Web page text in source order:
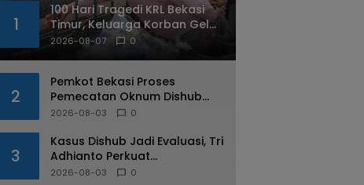
1
100 Hari Tragedi KRL Bekasi
Timur, Keluarga Korban Gelar
Doa Bersama dan Tabur
2026-08-07 0
2
Pemkot Bekasi Proses
Pemecatan Oknum Dishub
Yang Diduga Lakukan Pungli
2026-08-03 0
3
Kasus Dishub Jadi Evaluasi, Tri
Adhianto Perkuat
Pengawasan Aparatur
2026-08-03 0